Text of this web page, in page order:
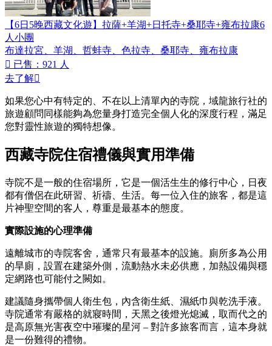
【6日5晚西藏文化遊】拉薩+羊湖+日托寺+桑耶寺+雍布拉康6
人小團
布達拉宮、羊湖、哲蚌寺、色拉寺、桑耶寺、雍布拉康
 已售：921 人
去了解
如果您心中有特定的、不在以上清單內的寺院，域龍旅行社的
旅遊顧問同樣能夠為您量身打造完全個人化的深度行程，滿足
您對靈性旅遊的獨特想像。
西藏寺院住宿禮儀與實用準備
寺院不是一般的住宿場所，它是一個活生生的修行中心，日夜
都有僧侶在此研習、祈禱、生活。每一位入住的旅客，都是這
片神聖空間的客人，尊重是最基本的態度。
實際設施的心理準備
遠離城市的寺院客舍，通常只有最基本的設施。廁所多為公用
的旱廁，設置在建築外側，流動熱水未必供應，加熱設備與穩
定網路也可能付之闕如。
建議隨身攜帶個人衛生包，內含衛生紙、濕紙巾與乾洗手液。
寺院通常有嚴格的就寢時間，天黑之後燈光熄滅，取而代之的
是高原無光害夜空中璀璨的星河 – 對許多旅客而言，這本身就
是一份難得的禮物。